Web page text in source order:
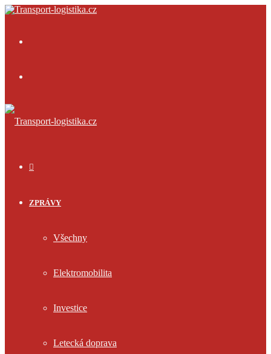
ZPRÁVY
Všechny
Elektromobilita
Investice
Letecká doprava